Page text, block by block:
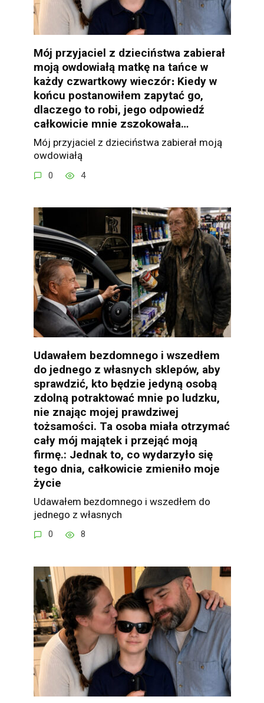
Mój przyjaciel z dzieciństwa zabierał
moją owdowiałą matkę na tańce w
każdy czwartkowy wieczór։ Kiedy w
końcu postanowiłem zapytać go,
dlaczego to robi, jego odpowiedź
całkowicie mnie zszokowała…
Mój przyjaciel z dzieciństwa zabierał moją
owdowiałą
0 4
Udawałem bezdomnego i wszedłem
do jednego z własnych sklepów, aby
sprawdzić, kto będzie jedyną osobą
zdolną potraktować mnie po ludzku,
nie znając mojej prawdziwej
tożsamości. Ta osoba miała otrzymać
cały mój majątek i przejąć moją
firmę.: Jednak to, co wydarzyło się
tego dnia, całkowicie zmieniło moje
życie
Udawałem bezdomnego i wszedłem do
jednego z własnych
0 8